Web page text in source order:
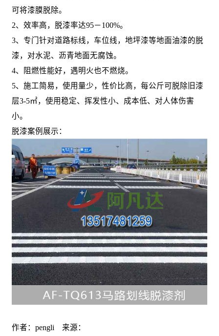
可将漆膜脱除。
2、效率高，脱漆率达95－100%。
3、专门针对道路标线，车位线，地坪漆等地面油漆的脱
漆，对水泥、沥青地面无腐蚀。
4、阻燃性能好，遇明火也不燃烧。
5、施工简易，使用量少，性价比高，每公斤可脱除旧漆
层3-5㎡，使用稳定、挥发性小、成本低、对人体伤害
小。
脱漆案例展示：
作者：pengli 来源：